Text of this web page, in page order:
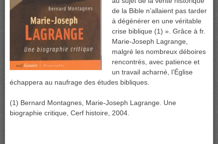
de la Bible n’allaient pas tarder
à dégénérer en une véritable
crise biblique (1) ». Grâce à fr.
Marie-Joseph Lagrange,
malgré les nombreux déboires
rencontrés, avec patience et
un travail acharné, l’Église
échappera au naufrage des études bibliques.
(1) Bernard Montagnes, Marie-Joseph Lagrange. Une
biographie critique, Cerf histoire, 2004.